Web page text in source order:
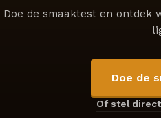
Doe de smaaktest en
Doe de
Of stel